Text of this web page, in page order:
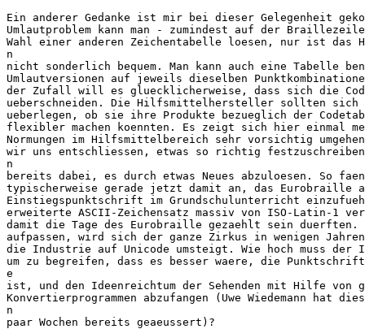
Ein anderer Gedanke ist mir bei dieser Gelegenheit
Umlautproblem kann man - zumindest auf der
Wahl einer anderen Zeichentabelle loesen, nur ist das
n
nicht sonderlich bequem. Man kann auch eine Tabelle
Umlautversionen auf jeweils dieselben
der Zufall will es gluecklicherweise, dass sich die
ueberschneiden. Die Hilfsmittelhersteller sollten
ueberlegen, ob sie ihre Produkte bezueglich der
flexibler machen koennten. Es zeigt sich hier einmal
Normungen im Hilfsmittelbereich sehr vorsichtig
wir uns entschliessen, etwas so richtig
n
bereits dabei, es durch etwas Neues abzuloesen. So
typischerweise gerade jetzt damit an, das Eurobraille
Einstiegspunktschrift im Grundschulunterricht
erweiterte ASCII-Zeichensatz massiv von ISO-Latin-1
damit die Tage des Eurobraille gezaehlt sein duerften.
aufpassen, wird sich der ganze Zirkus in wenigen
die Industrie auf Unicode umsteigt. Wie hoch muss
um zu begreifen, dass es besser waere, die
e
ist, und den Ideenreichtum der Sehenden mit Hilfe von
Konvertierprogrammen abzufangen (Uwe Wiedemann hat
n
paar Wochen bereits geaeussert)?